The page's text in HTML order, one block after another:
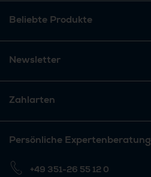
Beliebte Produkte
Newsletter
Zahlarten
Persönliche Expertenberatung
+49 351-26 55 12 0